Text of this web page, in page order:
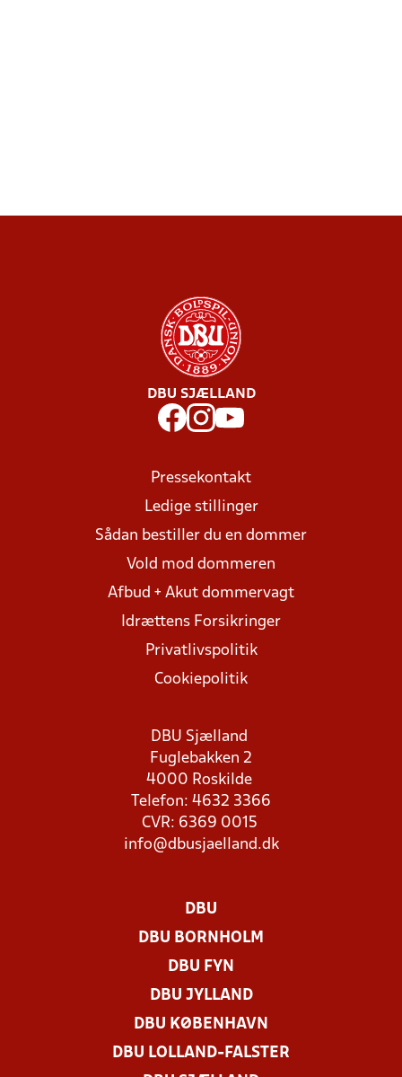
DBU SJÆLLAND
Pressekontakt
Ledige stillinger
Sådan bestiller du en dommer
Vold mod dommeren
Afbud + Akut dommervagt
Idrættens Forsikringer
Privatlivspolitik
Cookiepolitik
DBU Sjælland
Fuglebakken 2
4000 Roskilde
Telefon: 4632 3366
CVR: 6369 0015
info@dbusjaelland.dk
DBU
DBU BORNHOLM
DBU FYN
DBU JYLLAND
DBU KØBENHAVN
DBU LOLLAND-FALSTER